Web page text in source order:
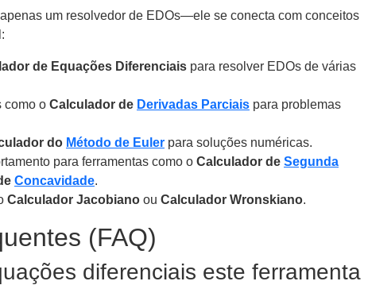
um resolvedor de EDOs—ele se conecta com conceitos
de Equações Diferenciais para resolver EDOs de várias
como o Calculador de Derivadas Parciais para problemas
do Método de Euler para soluções numéricas.
para ferramentas como o Calculador de Segunda
Concavidade.
Calculador Jacobiano ou Calculador Wronskiano.
(FAQ)
diferenciais este ferramenta